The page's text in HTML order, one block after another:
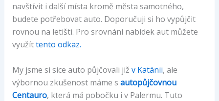
navštívit i další místa kromě města samotného,
budete potřebovat auto. Doporučuji si ho vypůjčit
rovnou na letišti. Pro srovnání nabídek aut můžete
využíttento odkaz.
My jsme si sice auto půjčovali již v Katánii, ale
výbornou zkušenost máme s autopůjčovnou
Centauro, která má pobočku i v Palermu. Tuto